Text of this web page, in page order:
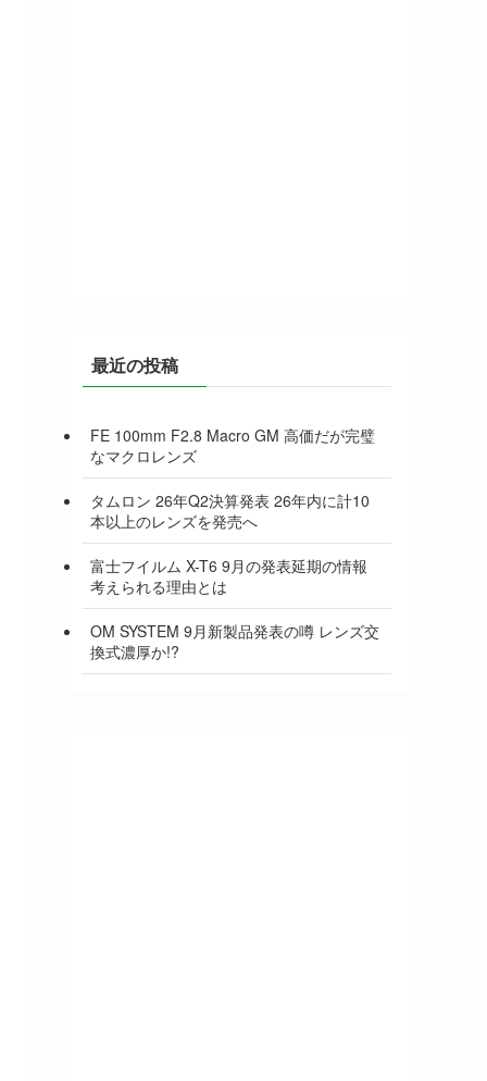
最近の投稿
FE 100mm F2.8 Macro GM 高価だが完璧
なマクロレンズ
タムロン 26年Q2決算発表 26年内に計10
本以上のレンズを発売へ
富士フイルム X-T6 9月の発表延期の情報
考えられる理由とは
OM SYSTEM 9月新製品発表の噂 レンズ交
換式濃厚か!?